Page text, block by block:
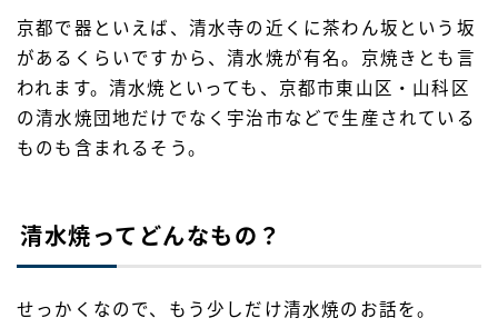
京都で器といえば、清水寺の近くに茶わん坂という坂
があるくらいですから、清水焼が有名。京焼きとも言
われます。清水焼といっても、京都市東山区・山科区
の清水焼団地だけでなく宇治市などで生産されている
ものも含まれるそう。
清水焼ってどんなもの？
せっかくなので、もう少しだけ清水焼のお話を。